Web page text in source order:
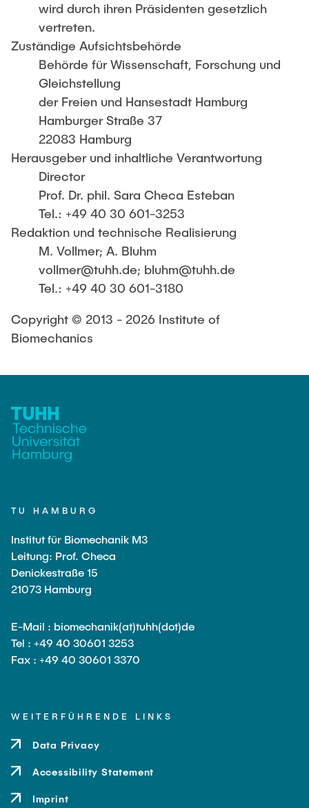
wird durch ihren Präsidenten gesetzlich
vertreten.
Zuständige Aufsichtsbehörde
Behörde für Wissenschaft, Forschung und
Gleichstellung
der Freien und Hansestadt Hamburg
Hamburger Straße 37
22083 Hamburg
Herausgeber und inhaltliche Verantwortung
Director
Prof. Dr. phil. Sara Checa Esteban
Tel.: +49 40 30 601-3253
Redaktion und technische Realisierung
M. Vollmer; A. Bluhm
vollmer@tuhh.de; bluhm@tuhh.de
Tel.: +49 40 30 601-3180
Copyright © 2013 - 2026 Institute of
Biomechanics
TU HAMBURG
Institut für Biomechanik M3
Leitung: Prof. Checa
Denickestraße 15
21073 Hamburg
E-Mail : biomechanik(at)tuhh(dot)de
Tel : +49 40 30601 3253
Fax : +49 40 30601 3370
WEITERFÜHRENDE LINKS
Data Privacy
Accessibility Statement
Imprint